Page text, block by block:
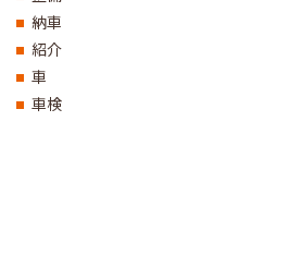
納車
紹介
車
車検